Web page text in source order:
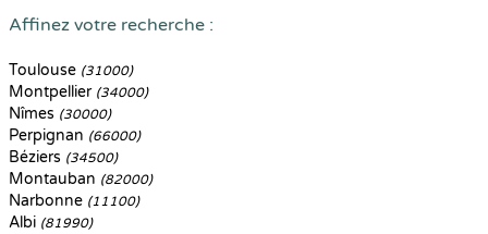
Affinez votre recherche :
Toulouse (31000)
Montpellier (34000)
Nîmes (30000)
Perpignan (66000)
Béziers (34500)
Montauban (82000)
Narbonne (11100)
Albi (81990)